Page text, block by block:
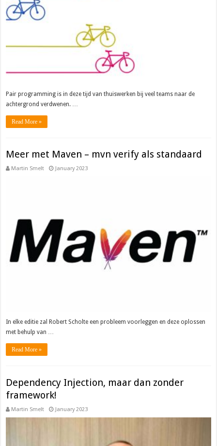
Pair programming is in deze tijd van thuiswerken bij veel teams naar de
achtergrond verdwenen. …
Read More »
Meer met Maven – mvn verify als standaard
Martin Smelt January 2023
In elke editie zal Robert Scholte een probleem voorleggen en deze oplossen
met behulp van …
Read More »
Dependency Injection, maar dan zonder
framework!
Martin Smelt January 2023